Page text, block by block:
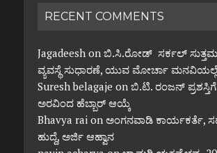
RECENT COMMENTS
Jagadeeshon ಬಿ.ಸಿ.ರೋಡ್ ಸರ್ಕಲ್
ವ್ಯವಸ್ಥೆ ಸುಧಾರಣೆ, ಯುವ ಮೋರ್ಚಾ
Suresh belagaje on ಬಿ.ಟಿ. ರಂಜನ್ ಪ್ರಶಸ್ತಿಗೆ
ಅರವಿಂದ ಹೆಬ್ಬಾರ್ ಆಯ್ಕೆ
Bhavya raion ಅಂಗನವಾಡಿ ಕಾರ್ಯಕರ್ತೆ,
ಹುದ್ದೆ, ಅರ್ಜಿ ಆಹ್ವಾನ